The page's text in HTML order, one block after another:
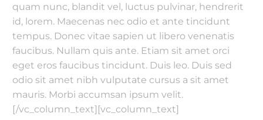
quam nunc, blandit vel, luctus pulvinar, hendrerit
id, lorem. Maecenas nec odio et ante tincidunt
tempus. Donec vitae sapien ut libero venenatis
faucibus. Nullam quis ante. Etiam sit amet orci
eget eros faucibus tincidunt. Duis leo. Duis sed
odio sit amet nibh vulputate cursus a sit amet
mauris. Morbi accumsan ipsum velit.
[/vc_column_text][vc_column_text]